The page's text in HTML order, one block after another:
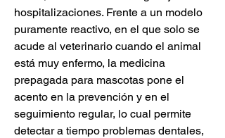
hospitalizaciones. Frente a un modelo
puramente reactivo, en el que solo se
acude al veterinario cuando el animal
está muy enfermo, la medicina
prepagada para mascotas pone el
acento en la prevención y en el
seguimiento regular, lo cual permite
detectar a tiempo problemas dentales,